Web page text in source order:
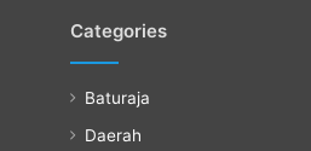
Categories
Baturaja
Daerah